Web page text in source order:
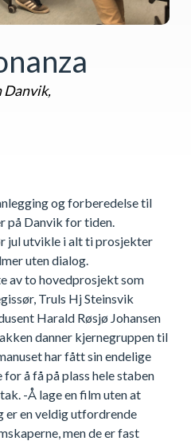
Danvik,
og forberedelse til
Danvik for tiden.
jul utvikle i alt ti prosjekter
uten dialog.
av to hovedprosjekt som
Truls Hj Steinsvik
Harald Røsjø Johansen
danner kjernegruppen til
har fått sin endelige
å få på plass hele staben
-Å lage en film uten at
er en veldig utfordrende
men de er fast